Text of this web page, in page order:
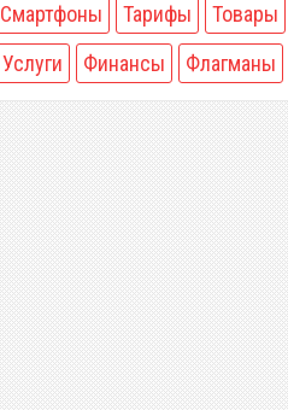
Смартфоны
Тарифы
Товары
Услуги
Финансы Флагманы